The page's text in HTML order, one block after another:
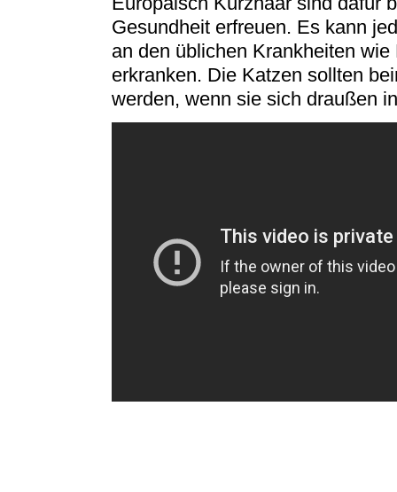
Gesundheit erfreuen. Es kann
an den üblichen Krankheiten
erkranken. Die Katzen sollten
werden, wenn sie sich draußen